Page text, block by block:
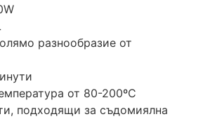
разнообразие от
от 80-200ºC
подходящи за съдомиялна